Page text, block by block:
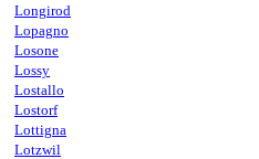
Longirod
Lopagno
Losone
Lossy
Lostallo
Lostorf
Lottigna
Lotzwil